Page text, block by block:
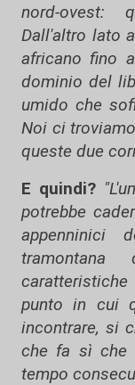
nord-ovest:
Dall'altro lato
africano fino
dominio del
umido che
Noi ci
queste due
E quindi?
potrebbe
appenninici
punto in cui
incontrare, si
che fa sì che
tempo